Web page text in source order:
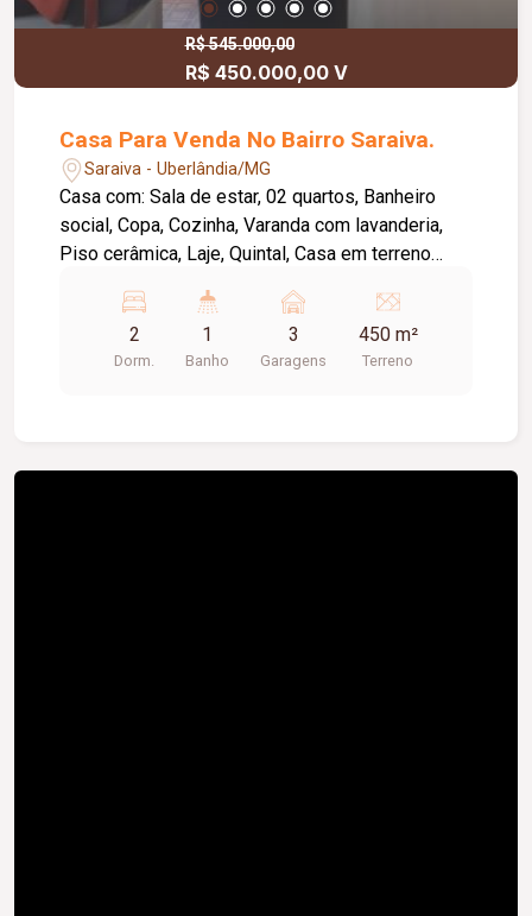
R$ 545.000,00
R$ 450.000,00 V
Casa Para Venda No Bairro Saraiva.
Saraiva - Uberlândia/MG
Casa com: Sala de estar, 02 quartos, Banheiro
social, Copa, Cozinha, Varanda com lavanderia,
Piso cerâmica, Laje, Quintal, Casa em terreno
frente por 30 metros² de fundos.
2
Dorm.
1
Banho
3
Garagens
450 m²
Terreno